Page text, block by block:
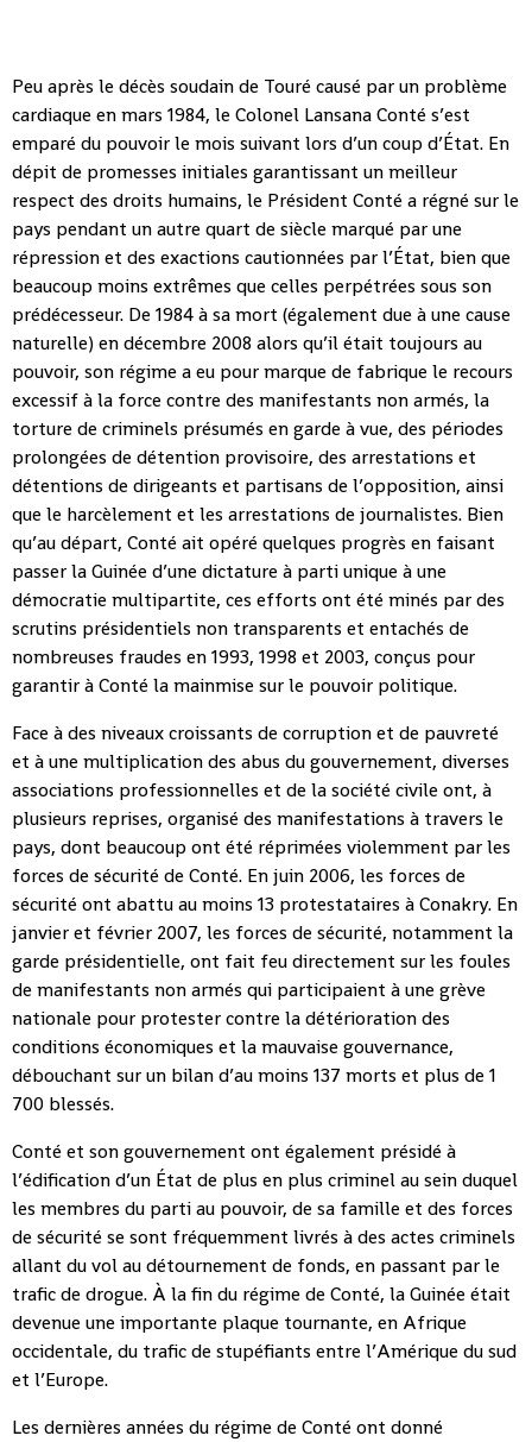
Peu après le décès soudain de Touré causé par un problème
cardiaque en mars 1984, le Colonel Lansana Conté s’est
emparé du pouvoir le mois suivant lors d’un coup d’État. En
dépit de promesses initiales garantissant un meilleur
respect des droits humains, le Président Conté a régné sur le
pays pendant un autre quart de siècle marqué par une
répression et des exactions cautionnées par l’État, bien que
beaucoup moins extrêmes que celles perpétrées sous son
prédécesseur. De 1984 à sa mort (également due à une cause
naturelle) en décembre 2008 alors qu’il était toujours au
pouvoir, son régime a eu pour marque de fabrique le recours
excessif à la force contre des manifestants non armés, la
torture de criminels présumés en garde à vue, des périodes
prolongées de détention provisoire, des arrestations et
détentions de dirigeants et partisans de l’opposition, ainsi
que le harcèlement et les arrestations de journalistes. Bien
qu’au départ, Conté ait opéré quelques progrès en faisant
passer la Guinée d’une dictature à parti unique à une
démocratie multipartite, ces efforts ont été minés par des
scrutins présidentiels non transparents et entachés de
nombreuses fraudes en 1993, 1998 et 2003, conçus pour
garantir à Conté la mainmise sur le pouvoir politique.
Face à des niveaux croissants de corruption et de pauvreté
et à une multiplication des abus du gouvernement, diverses
associations professionnelles et de la société civile ont, à
plusieurs reprises, organisé des manifestations à travers le
pays, dont beaucoup ont été réprimées violemment par les
forces de sécurité de Conté. En juin 2006, les forces de
sécurité ont abattu au moins 13 protestataires à Conakry. En
janvier et février 2007, les forces de sécurité, notamment la
garde présidentielle, ont fait feu directement sur les foules
de manifestants non armés qui participaient à une grève
nationale pour protester contre la détérioration des
conditions économiques et la mauvaise gouvernance,
débouchant sur un bilan d’au moins 137 morts et plus de 1
700 blessés.
Conté et son gouvernement ont également présidé à
l’édification d’un État de plus en plus criminel au sein duquel
les membres du parti au pouvoir, de sa famille et des forces
de sécurité se sont fréquemment livrés à des actes criminels
allant du vol au détournement de fonds, en passant par le
trafic de drogue. À la fin du régime de Conté, la Guinée était
devenue une importante plaque tournante, en Afrique
occidentale, du trafic de stupéfiants entre l’Amérique du sud
et l’Europe.
Les dernières années du régime de Conté ont donné